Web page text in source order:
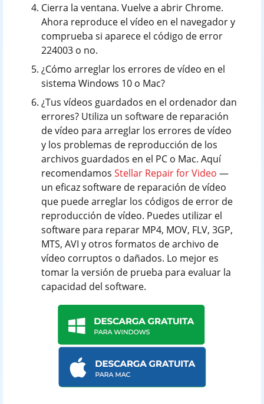
Cierra la ventana. Vuelve a abrir Chrome.
Ahora reproduce el vídeo en el navegador y
comprueba si aparece el código de error
224003 o no.
¿Cómo arreglar los errores de vídeo en el
sistema Windows 10 o Mac?
¿Tus vídeos guardados en el ordenador dan
errores? Utiliza un software de reparación
de vídeo para arreglar los errores de vídeo
y los problemas de reproducción de los
archivos guardados en el PC o Mac. Aquí
recomendamosStellar Repair for Video —
un eficaz software de reparación de vídeo
que puede arreglar los códigos de error de
reproducción de vídeo. Puedes utilizar el
software para reparar MP4, MOV, FLV, 3GP,
MTS, AVI y otros formatos de archivo de
vídeo corruptos o dañados. Lo mejor es
tomar la versión de prueba para evaluar la
capacidad del software.